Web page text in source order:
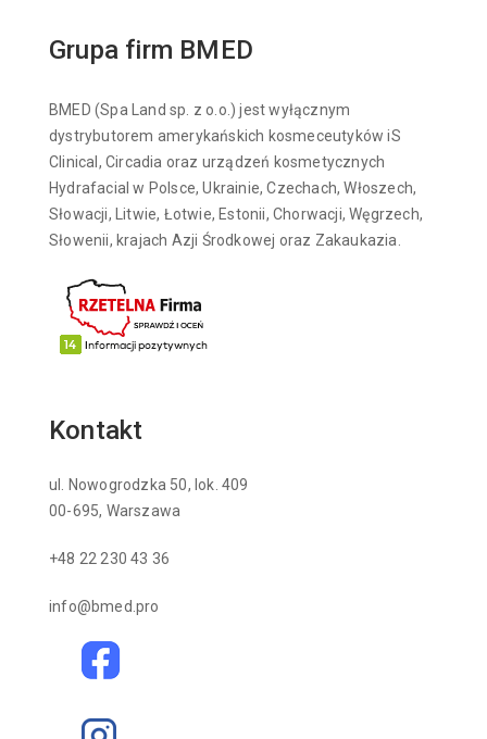
Grupa firm BMED
BMED (Spa Land sp. z o.o.) jest wyłącznym
dystrybutorem amerykańskich kosmeceutyków iS
Clinical, Circadia oraz urządzeń kosmetycznych
Hydrafacial w Polsce, Ukrainie, Czechach, Włoszech,
Słowacji, Litwie, Łotwie, Estonii, Chorwacji, Węgrzech,
Słowenii, krajach Azji Środkowej oraz Zakaukazia.
Kontakt
ul. Nowogrodzka 50, lok. 409
00-695, Warszawa
+48 22 230 43 36
info@bmed.pro